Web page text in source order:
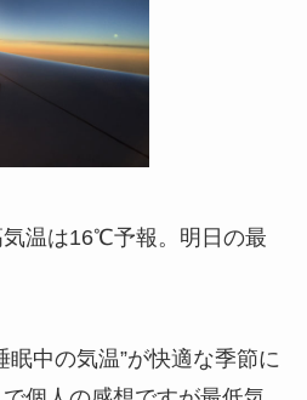
温は16℃予報。明日の最
眠中の気温”が快適な季節に